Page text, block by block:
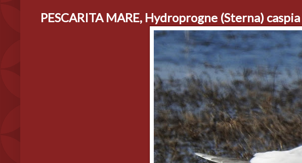
PESCARITA MARE, Hydroprogne (Sterna) caspia